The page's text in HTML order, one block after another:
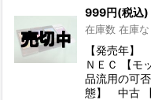
999円(税込)
在庫数 在庫な
【発売年
ＮＥＣ 【モ
品流用の可
態】 中古